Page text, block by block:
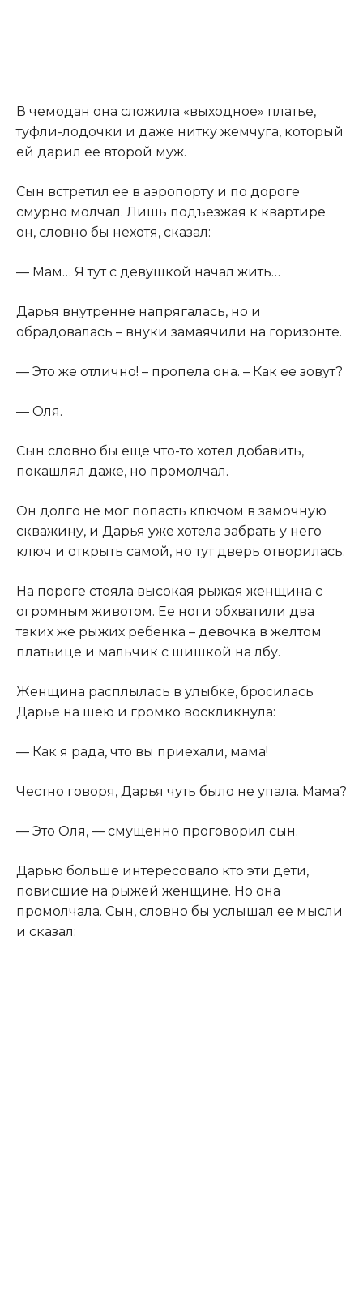
​В чемодан она сложила «выходное» платье,
туфли-лодочки и даже нитку жемчуга, который
ей дарил ее второй муж.​
​Сын встретил ее в аэропорту и по дороге
смурно молчал. Лишь подъезжая к квартире
он, словно бы нехотя, сказал:​
​— Мам… Я тут с девушкой начал жить…​
​Дарья внутренне напрягалась, но и
обрадовалась – внуки замаячили на горизонте.​
​— Это же отлично! – пропела она. – Как ее зовут?​
​— Оля.​
​Сын словно бы еще что-то хотел добавить,
покашлял даже, но промолчал.​
​Он долго не мог попасть ключом в замочную
скважину, и Дарья уже хотела забрать у него
ключ и открыть самой, но тут дверь отворилась.​
​На пороге стояла высокая рыжая женщина с
огромным животом. Ее ноги обхватили два
таких же рыжих ребенка – девочка в желтом
платьице и мальчик с шишкой на лбу.​
​Женщина расплылась в улыбке, бросилась
Дарье на шею и громко воскликнула:​
​— Как я рада, что вы приехали, мама!​
​Честно говоря, Дарья чуть было не упала. Мама?​
​— Это Оля, — смущенно проговорил сын.​
​Дарью больше интересовало кто эти дети,
повисшие на рыжей женщине. Но она
промолчала. Сын, словно бы услышал ее мысли
и сказал:​